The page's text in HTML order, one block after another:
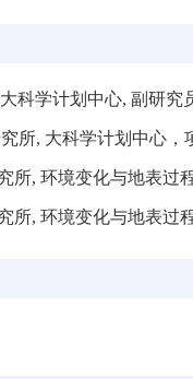
科学计划中心, 副研究
所, 大科学计划中心，
所, 环境变化与地表过
所, 环境变化与地表过